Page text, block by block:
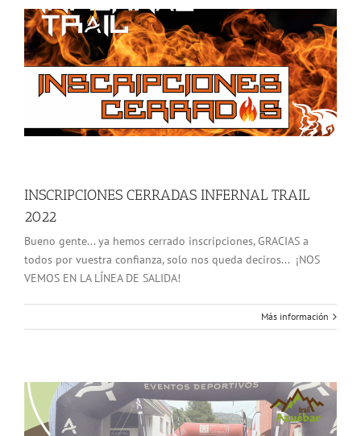
INSCRIPCIONES CERRADAS INFERNAL TRAIL
2022
Bueno gente... ya hemos cerrado inscripciones, GRACIAS a
todos por vuestra confianza, solo nos queda deciros... ¡NOS
VEMOS EN LA LÍNEA DE SALIDA!
Más información